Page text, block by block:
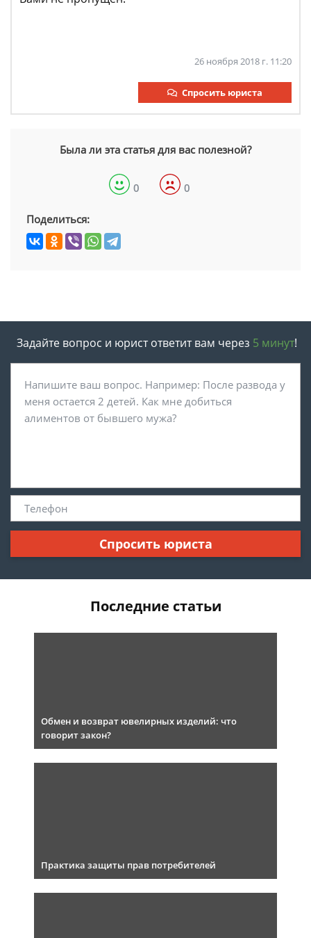
26 ноября 2018 г. 11:20
Спросить юриста
Была ли эта статья для вас полезной?
0 0
Поделиться:
Задайте вопрос и юрист ответит вам через 5 минут!
Спросить юриста
Последние статьи
Обмен и возврат ювелирных изделий: что
говорит закон?
Практика защиты прав потребителей